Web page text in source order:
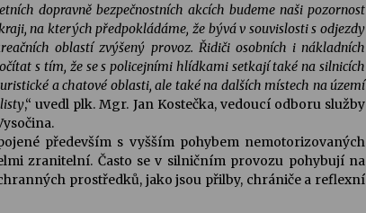
dopravně bezpečnostních akcích budeme naši pozornost
na kterých předpokládáme, že bývá v souvislosti s odjezdy
oblastí zvýšený provoz. Řidiči osobních i nákladních
s tím, že se s policejními hlídkami setkají také na silnicích
a chatové oblasti, ale také na dalších místech na území
,“ uvedl plk. Mgr. Jan Kostečka, vedoucí odboru služby
především s vyšším pohybem nemotorizovaných
zranitelní. Často se v silničním provozu pohybují na
prostředků, jako jsou přilby, chrániče a reflexní